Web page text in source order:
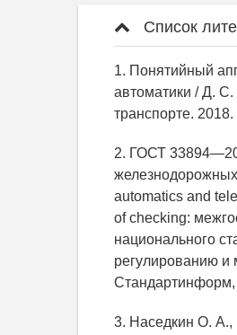
Список
1. Понятийный
автоматики / Д.
транспорте.
2. ГОСТ
automatics and
of checking:
национального
регулированию и
Стандартинформ,
3. Наседкин О. А.,